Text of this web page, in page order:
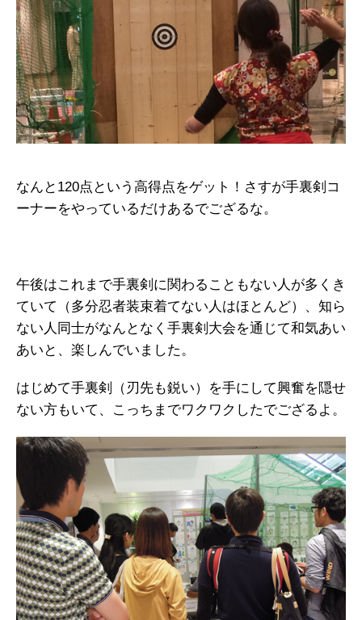
なんと120点という高得点をゲット！さすが手裏剣コ
ーナーをやっているだけあるでござるな。
午後はこれまで手裏剣に関わることもない人が多くき
ていて（多分忍者装束着てない人はほとんど）、知ら
ない人同士がなんとなく手裏剣大会を通じて和気あい
あいと、楽しんでいました。
はじめて手裏剣（刃先も鋭い）を手にして興奮を隠せ
ない方もいて、こっちまでワクワクしたでござるよ。